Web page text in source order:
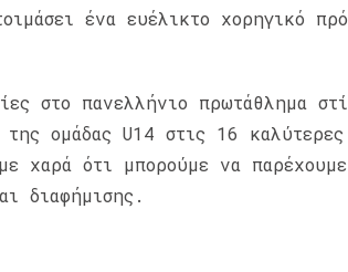
ένα ευέλικτο χορηγικό
στο πανελλήνιο πρωτάθλημα
ομάδας U14 στις 16
χαρά ότι μπορούμε να
διαφήμισης.